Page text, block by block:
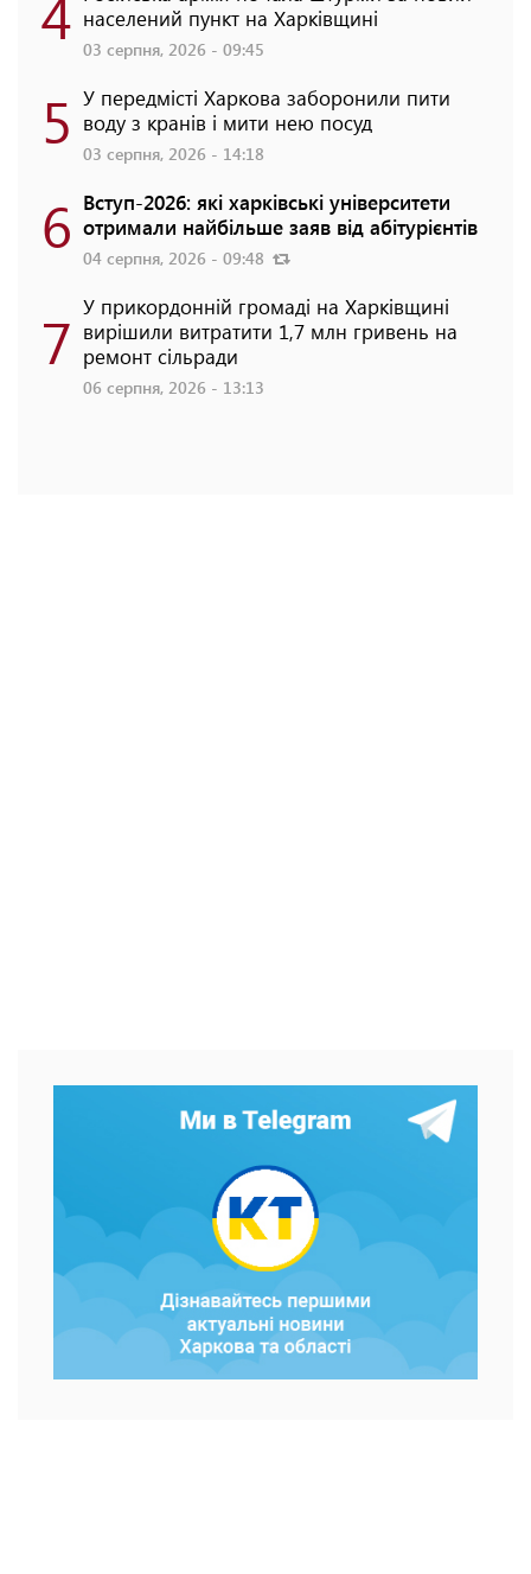
населений пункт на Харківщині
03 серпня, 2026 - 09:45
5 У передмісті Харкова заборонили пити
воду з кранів і мити нею посуд
03 серпня, 2026 - 14:18
6 Вступ-2026: які харківські університети
отримали найбільше заяв від абітурієнтів
04 серпня, 2026 - 09:48
7 У прикордонній громаді на Харківщині
вирішили витратити 1,7 млн гривень на
ремонт сільради
06 серпня, 2026 - 13:13